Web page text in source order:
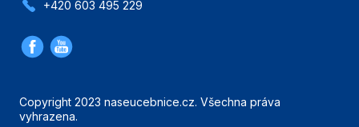
+420 603 495 229
Copyright 2023 naseucebnice.cz. Všechna práva
vyhrazena.